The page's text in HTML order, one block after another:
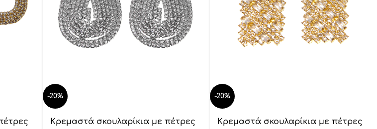
-20%
Κρεμαστά σκουλαρίκια με πέτρες
-20%
Κρεμαστά σκουλαρίκια με πέτρες